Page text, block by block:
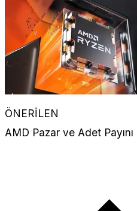
ÖNERİLEN
AMD Pazar ve Adet Payını